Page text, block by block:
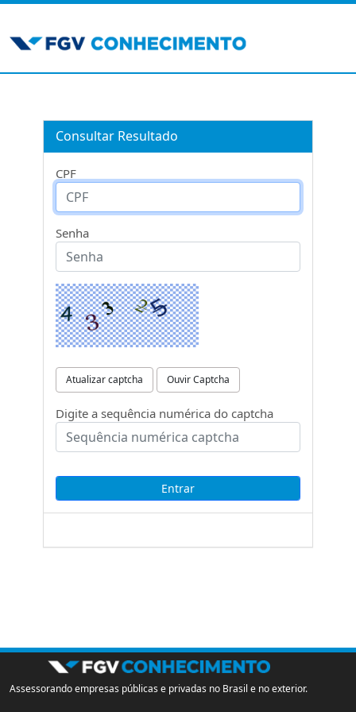
Consultar Resultado
CPF
Senha
Atualizar captcha Ouvir Captcha
Digite a sequência numérica do captcha
Assessorando empresas públicas e privadas no Brasil e no exterior.